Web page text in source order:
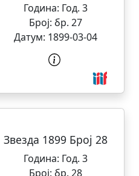
Година: Год. 3
Број: бр. 27
Датум: 1899-03-04
Звезда 1899 Број 28
Година: Год. 3
Број: бр. 28